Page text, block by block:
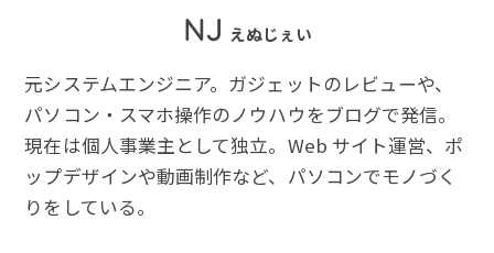
NJ えぬじぇい
元システムエンジニア。ガジェットのレビューや、
パソコン・スマホ操作のノウハウをブログで発信。
現在は個人事業主として独立。Web サイト運営、ポ
ップデザインや動画制作など、パソコンでモノづく
りをしている。